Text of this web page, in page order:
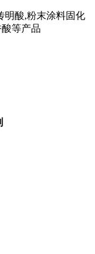
明酸,粉末涂料固化
等产品